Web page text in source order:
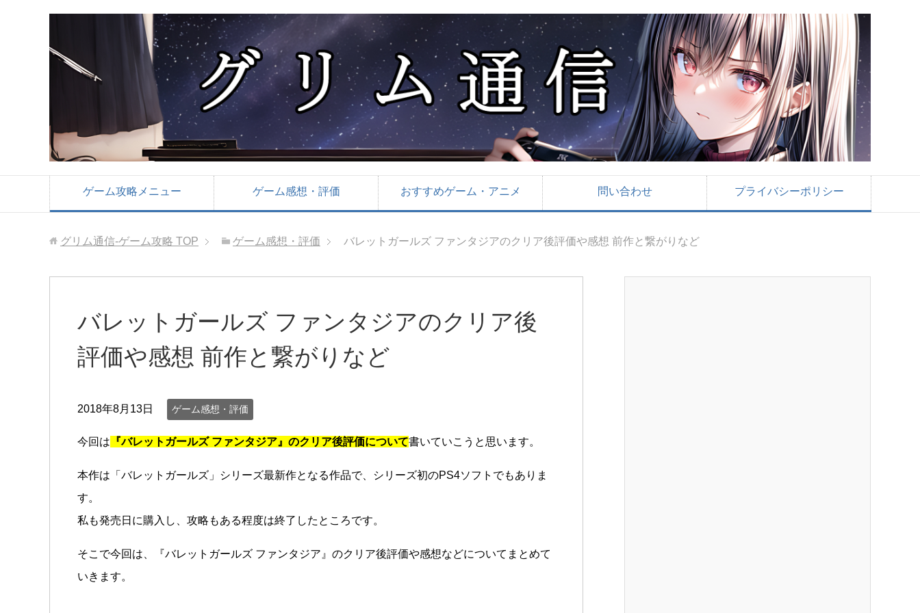
ゲーム攻略メニュー ゲーム感想・評価 おすすめゲーム・アニメ 問い合わせ プライバシーポリシー
グリム通信-ゲーム攻略 TOP ゲーム感想・評価 バレットガールズ ファンタジアのクリア後評価や感想 前作と繋がりなど
バレットガールズ ファンタジアのクリア後
評価や感想 前作と繋がりなど
2018年8月13日 ゲーム感想・評価
今回は 『バレットガールズ ファンタジア』のクリア後評価について書いていこうと思います。
本作は「バレットガールズ」シリーズ最新作となる作品で、シリーズ初のPS4ソフトでもありま
す。
私も発売日に購入し、攻略もある程度は終了したところです。
そこで今回は、『バレットガールズ ファンタジア』のクリア後評価や感想などについてまとめて
いきます。